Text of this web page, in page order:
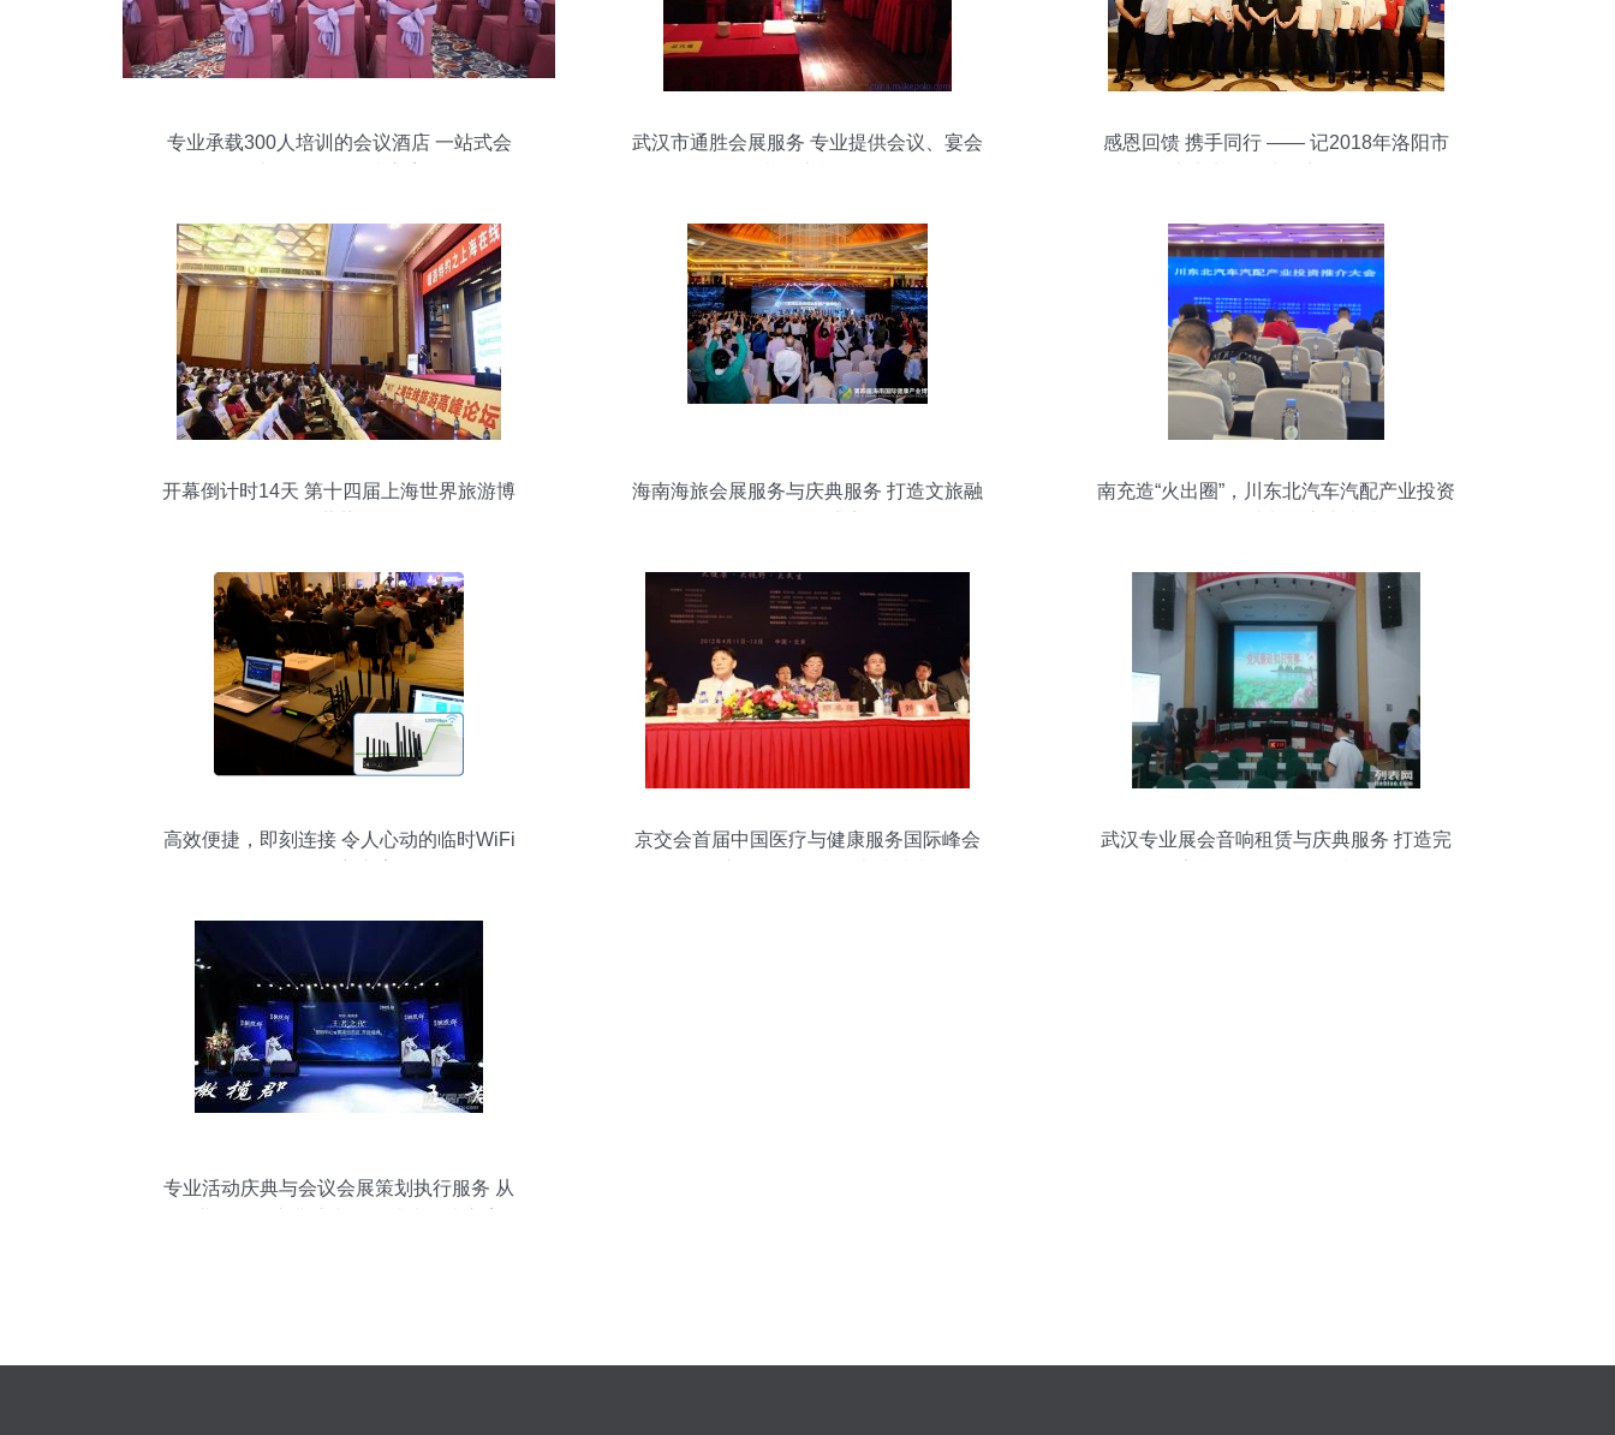
专业承载300人培训的会议酒店 一站式会
武汉市通胜会展服务 专业提供会议、宴会
感恩回馈 携手同行 —— 记2018年洛阳市
开幕倒计时14天 第十四届上海世界旅游博
海南海旅会展服务与庆典服务 打造文旅融
南充造“火出圈”，川东北汽车汽配产业投资
高效便捷，即刻连接 令人心动的临时WiFi
京交会首届中国医疗与健康服务国际峰会
武汉专业展会音响租赁与庆典服务 打造完
专业活动庆典与会议会展策划执行服务 从